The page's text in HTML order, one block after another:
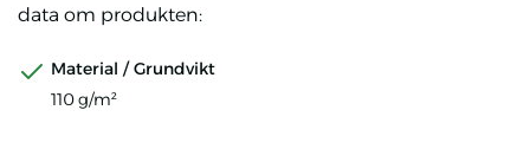
data om produkten:
Material / Grundvikt
110 g/m²